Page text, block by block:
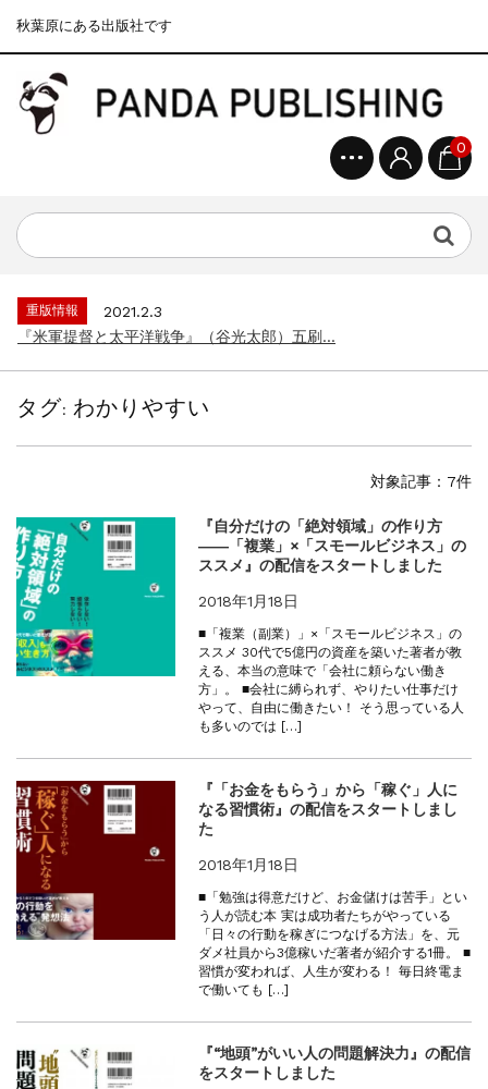
秋葉原にある出版社です
0
『F-2超入門』（関 賢太郎）三刷...
重版情報
2021.3.25
重版情報
2021.2.3
『米軍提督と太平洋戦争』（谷光太郎）五刷...
重版情報
2020.12.18
重版情報
2021.3.25
『〈決定版〉ソ連・ロシア 戦車王国の系譜...
重版情報
2021.2.3
『米軍提督と太平洋戦争』（谷光太郎）五刷...
重版情報
『「砲兵」から見た世界大戦』（古峰文三）...
重版情報
2020.12.18
『日本陸海軍はなぜロジスティクスを軽視し...
『F-2超入門』（関 賢太郎）三刷...
タグ:わかりやすい
対象記事：7件
『自分だけの「絶対領域」の作り方
――「複業」×「スモールビジネス」の
ススメ』の配信をスタートしました
2018年1月18日
■「複業（副業）」×「スモールビジネス」の
ススメ 30代で5億円の資産を築いた著者が教
える、本当の意味で「会社に頼らない働き
方」。 ■会社に縛られず、やりたい仕事だけ
やって、自由に働きたい！ そう思っている人
も多いのでは […]
『「お金をもらう」から「稼ぐ」人に
なる習慣術』の配信をスタートしまし
た
2018年1月18日
■「勉強は得意だけど、お金儲けは苦手」とい
う人が読む本 実は成功者たちがやっている
「日々の行動を稼ぎにつなげる方法」を、元
ダメ社員から3億稼いだ著者が紹介する1冊。 ■
習慣が変われば、人生が変わる！ 毎日終電ま
で働いても […]
『“地頭”がいい人の問題解決力』の配信
をスタートしました